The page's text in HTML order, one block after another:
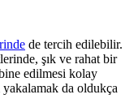
de tercih edilebilir.
şık ve rahat bir
edilmesi kolay
da oldukça